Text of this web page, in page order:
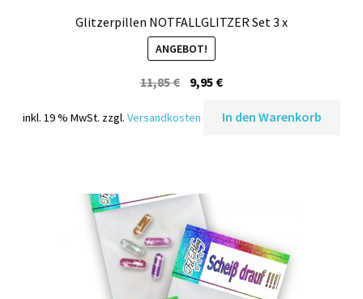
Glitzerpillen NOTFALLGLITZER Set 3 x
ANGEBOT!
11,85€ Ursprünglicher
war:
9,95 €Aktueller
ist:
inkl. 19 % MwSt. zzgl.Versandkosten In den Warenkorb